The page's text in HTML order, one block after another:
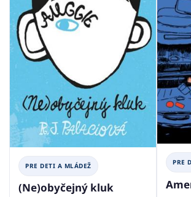
PRE DETI A MLÁDEŽ
(Ne)obyčejný kluk
PRE